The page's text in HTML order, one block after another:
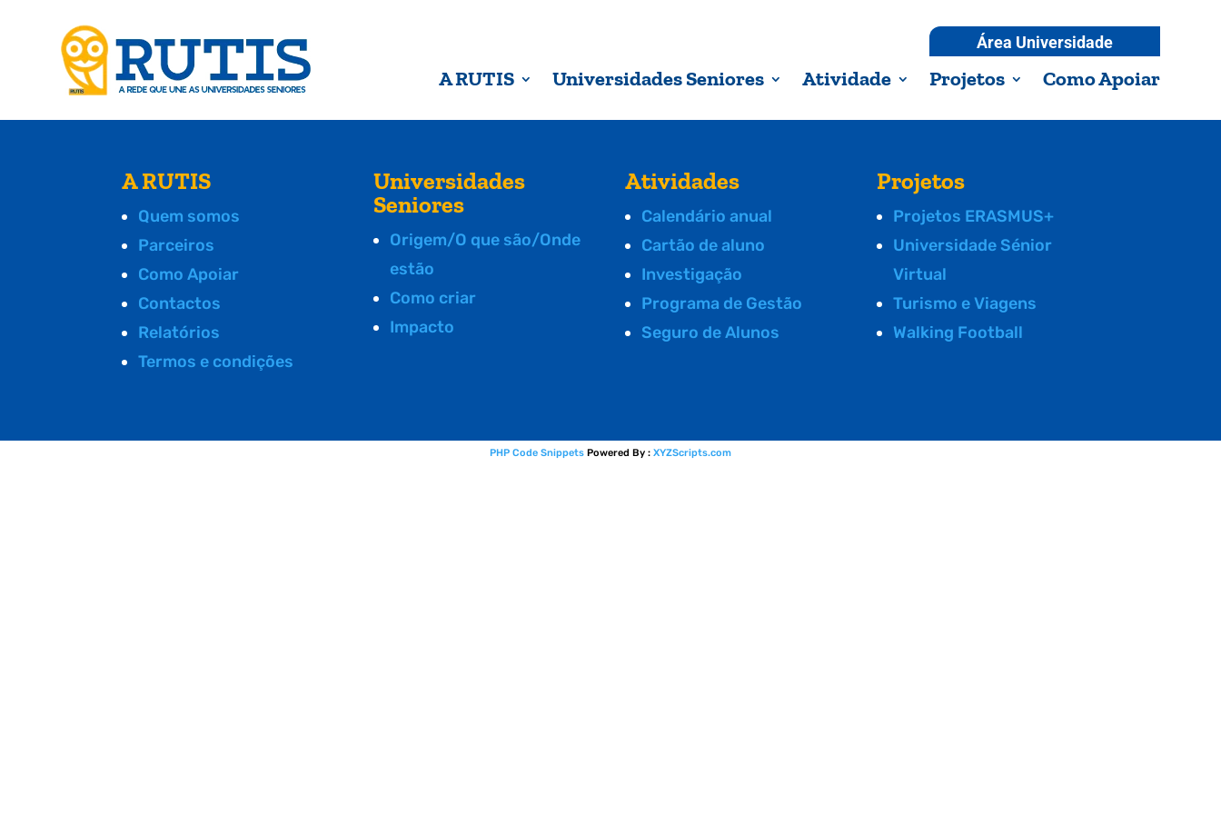
Área Universidade
A RUTIS Universidades Seniores Atividade Projetos Como Apoiar
A RUTIS
Quem somos
Parceiros
Como Apoiar
Contactos
Relatórios
Termos e condições
Universidades
Seniores
Origem/O que são/Onde
estão
Como criar
Impacto
Atividades
Calendário anual
Cartão de aluno
Investigação
Programa de Gestão
Seguro de Alunos
Projetos
Projetos ERASMUS+
Universidade Sénior
Virtual
Turismo e Viagens
Walking Football
PHP Code Snippets Powered By : XYZScripts.com